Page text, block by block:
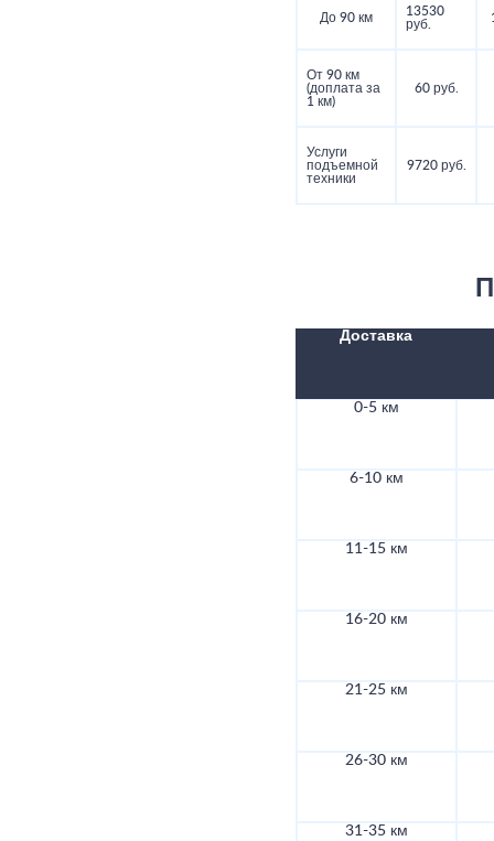
До 90 км
13530
руб.
От 90 км
(доплата за
1 км)
60 руб.
Услуги
подъемной
техники
9720 руб.
Доставка
0-5 км
6-10 км
11-15 км
16-20 км
21-25 км
26-30 км
31-35 км